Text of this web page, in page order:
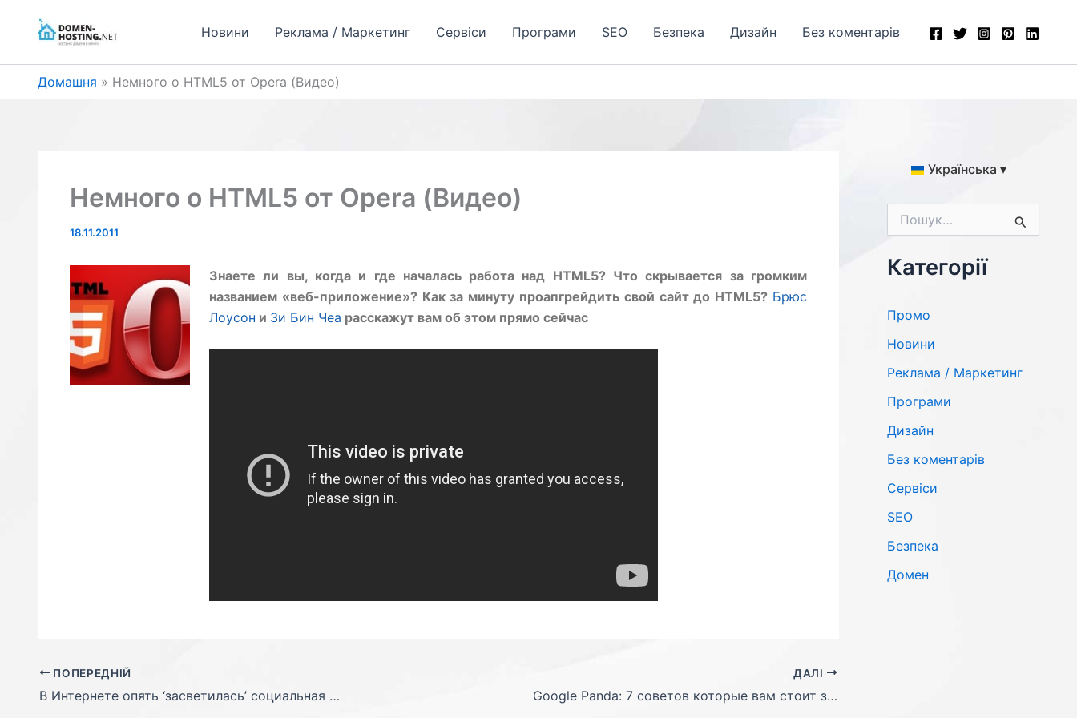
Новини Реклама / Маркетинг Сервіси Програми SЕО Безпека Дизайн Без коментарів
Домашня Немного о HTML5 от Opera (Видео)
Немного о HTML5 от Opera (Видео)
18.11.2011
Знаете ли вы, когда и где началась работа над HTML5? Что скрывается за громким
названием «веб-приложение»? Как за минуту проапгрейдить свой сайт до HTML5? Брюс
Лоусон и Зи Бин Чеа расскажут вам об этом прямо сейчас
ПОПЕРЕДНІЙ
В Интернете опять ‘засветилась’ социальная сеть от Microsoft
ДАЛІ
Google Panda: 7 советов которые вам стоит знать
Українська ▾
а
тКатегорії
Промо
Новини
Реклама / Маркетинг
Програми
Дизайн
Без коментарів
Сервіси
SЕО
Безпека
Домен